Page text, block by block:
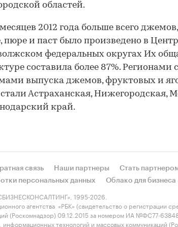
областей.
месяцев 2012 года больше всего
пюре и паст было произведено в
федеральных округах Их
составила более 87%.
выпуска джемов, фруктовых и
Астраханская, Нижегородская,
край.
связь Наши партнеры Стать
персональных данных
Облако для бизнеса
1995-2026.
агентства «РБК» (свидетельство о регистрации
(Роскомнадзор) 09.12.2015 за номером ИА №ФС77-
информационных технологий и массовых